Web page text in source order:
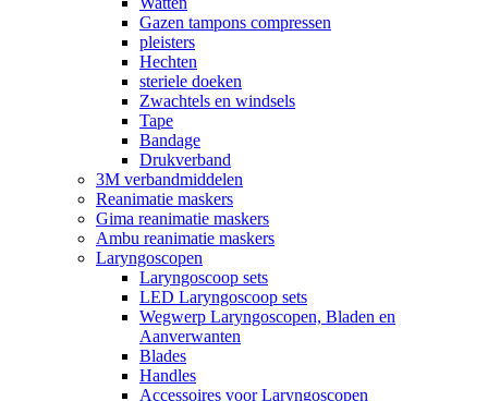
Gazen tampons compressen
pleisters
Hechten
steriele doeken
Zwachtels en windsels
Tape
Bandage
Drukverband
3M verbandmiddelen
Reanimatie maskers
Gima reanimatie maskers
Ambu reanimatie maskers
Laryngoscopen
Laryngoscoop sets
LED Laryngoscoop sets
Wegwerp Laryngoscopen, Bladen en
Aanverwanten
Blades
Handles
Accessoires voor Laryngoscopen